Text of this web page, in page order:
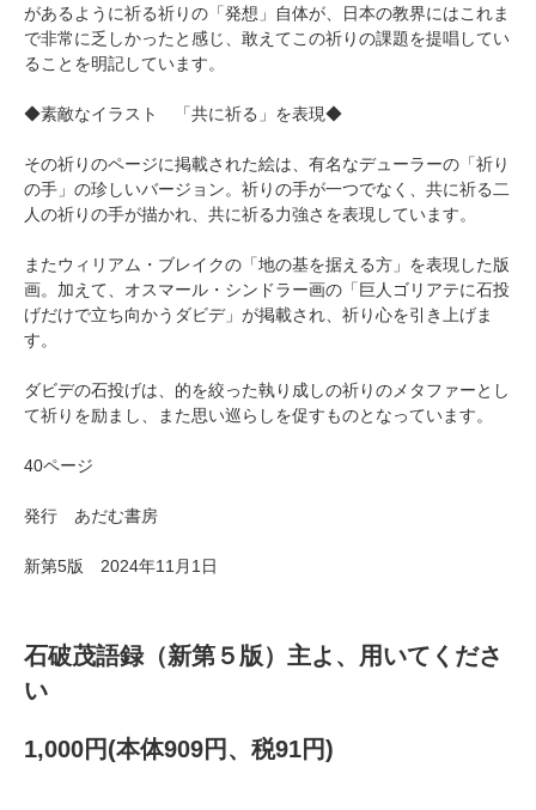
があるように祈る祈りの「発想」自体が、日本の教界にはこれま
で非常に乏しかったと感じ、敢えてこの祈りの課題を提唱してい
ることを明記しています。
◆素敵なイラスト 「共に祈る」を表現◆
その祈りのページに掲載された絵は、有名なデューラーの「祈り
の手」の珍しいバージョン。祈りの手が一つでなく、共に祈る二
人の祈りの手が描かれ、共に祈る力強さを表現しています。
またウィリアム・ブレイクの「地の基を据える方」を表現した版
画。加えて、オスマール・シンドラー画の「巨人ゴリアテに石投
げだけで立ち向かうダビデ」が掲載され、祈り心を引き上げま
す。
ダビデの石投げは、的を絞った執り成しの祈りのメタファーとし
て祈りを励まし、また思い巡らしを促すものとなっています。
40ページ
発行 あだむ書房
新第5版 2024年11月1日
石破茂語録（新第５版）主よ、用いてくださ
い
1,000円(本体909円、税91円)